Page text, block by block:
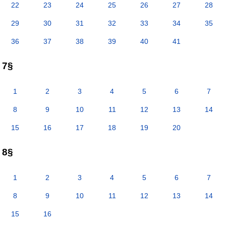
22 23 24 25 26 27 28
29 30 31 32 33 34 35
36 37 38 39 40 41
7§
1 2 3 4 5 6 7
8 9 10 11 12 13 14
15 16 17 18 19 20
8§
1 2 3 4 5 6 7
8 9 10 11 12 13 14
15 16